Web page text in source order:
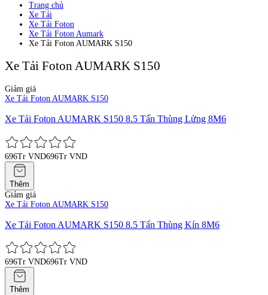
Trang chủ
Xe Tải
Xe Tải Foton
Xe Tải Foton Aumark
Xe Tải Foton AUMARK S150
Xe Tải Foton AUMARK S150
Giảm giá
Xe Tải Foton AUMARK S150
Xe Tải Foton AUMARK S150 8.5 Tấn Thùng Lửng 8M6
696Tr VND696Tr VND
Thêm
Giảm giá
Xe Tải Foton AUMARK S150
Xe Tải Foton AUMARK S150 8.5 Tấn Thùng Kín 8M6
696Tr VND696Tr VND
Thêm